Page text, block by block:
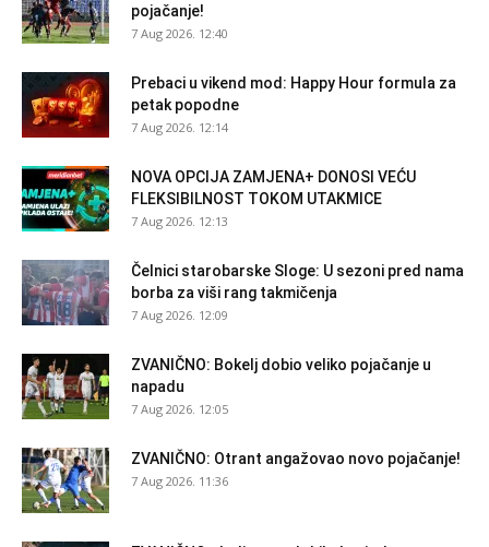
pojačanje!
7 Aug 2026. 12:40
Prebaci u vikend mod: Happy Hour formula za
petak popodne
7 Aug 2026. 12:14
NOVA OPCIJA ZAMJENA+ DONOSI VEĆU
FLEKSIBILNOST TOKOM UTAKMICE
7 Aug 2026. 12:13
Čelnici starobarske Sloge: U sezoni pred nama
borba za viši rang takmičenja
7 Aug 2026. 12:09
ZVANIČNO: Bokelj dobio veliko pojačanje u
napadu
7 Aug 2026. 12:05
ZVANIČNO: Otrant angažovao novo pojačanje!
7 Aug 2026. 11:36